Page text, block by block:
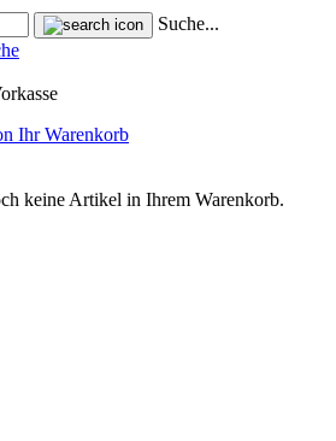
Suche...
Ihr Warenkorb
keine Artikel in Ihrem Warenkorb.